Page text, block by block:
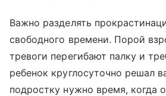
Важно разделять
свободного времени. Порой
тревоги перегибают палку и
ребенок круглосуточно решал
подростку нужно время, когда